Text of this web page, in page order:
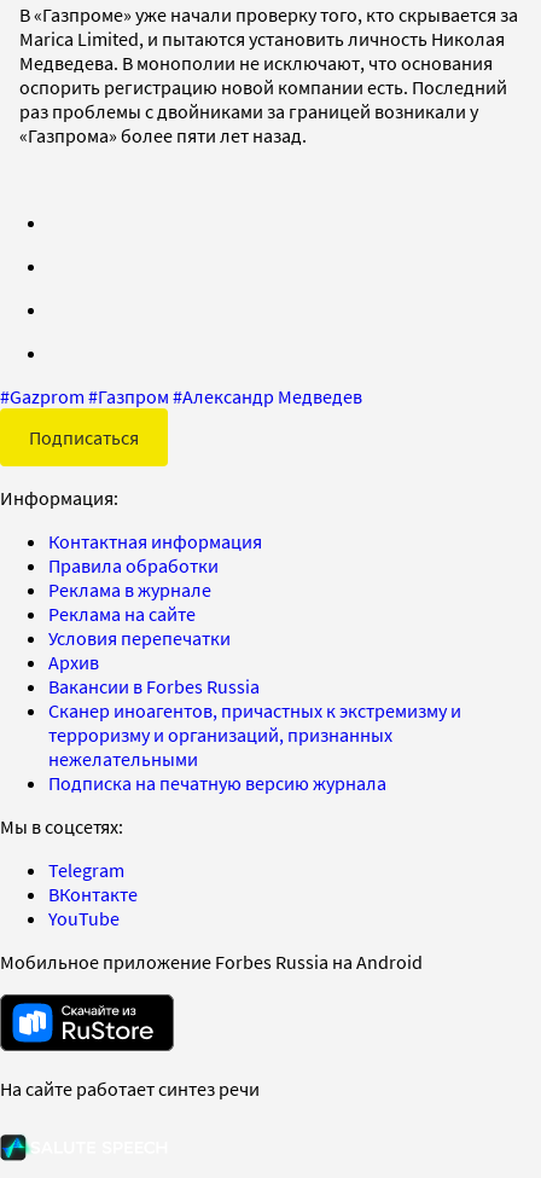
В «Газпроме» уже начали проверку того, кто скрывается за
Marica Limited, и пытаются установить личность Николая
Медведева. В монополии не исключают, что основания
оспорить регистрацию новой компании есть. Последний
раз проблемы с двойниками за границей возникали у
«Газпрома» более пяти лет назад.
#Gazprom #Газпром #Александр Медведев
Подписаться
Информация:
Контактная информация
Правила обработки
Реклама в журнале
Реклама на сайте
Условия перепечатки
Архив
Вакансии в Forbes Russia
Сканер иноагентов, причастных к экстремизму и
терроризму и организаций, признанных
нежелательными
Подписка на печатную версию журнала
Мы в соцсетях:
Telegram
ВКонтакте
YouTube
Мобильное приложение Forbes Russia на Android
На сайте работает синтез речи